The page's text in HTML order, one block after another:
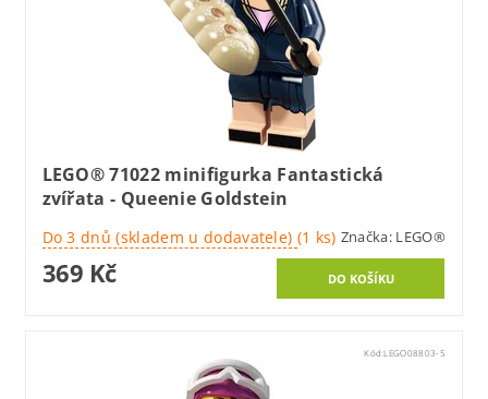
LEGO® 71022 minifigurka Fantastická
zvířata - Queenie Goldstein
Do 3 dnů (skladem u dodavatele) (1 ks) Značka: LEGO®
369 Kč
Kód:LEGO08803-5